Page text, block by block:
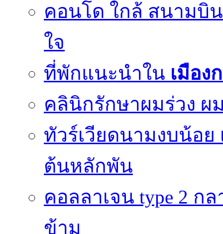
คอนโด ใกล้ สนามบิ
ใจ
ที่พักแนะนำใน เมือง
คลินิกรักษาผมร่วง ผ
ทัวร์เวียดนามงบน้อ
ต้นหลักพัน
คอลลาเจน type 2 ก
ข้าม